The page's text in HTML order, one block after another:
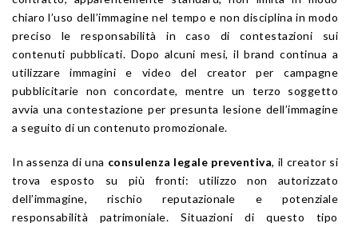
chiaro l’uso dell’immagine nel tempo e non disciplina in modo
preciso le responsabilità in caso di contestazioni sui
contenuti pubblicati. Dopo alcuni mesi, il brand continua a
utilizzare immagini e video del creator per campagne
pubblicitarie non concordate, mentre un terzo soggetto
avvia una contestazione per presunta lesione dell’immagine
a seguito di un contenuto promozionale.
In assenza di una consulenza legale preventiva, il creator si
trova esposto su più fronti: utilizzo non autorizzato
dell’immagine, rischio reputazionale e potenziale
responsabilità patrimoniale. Situazioni di questo tipo